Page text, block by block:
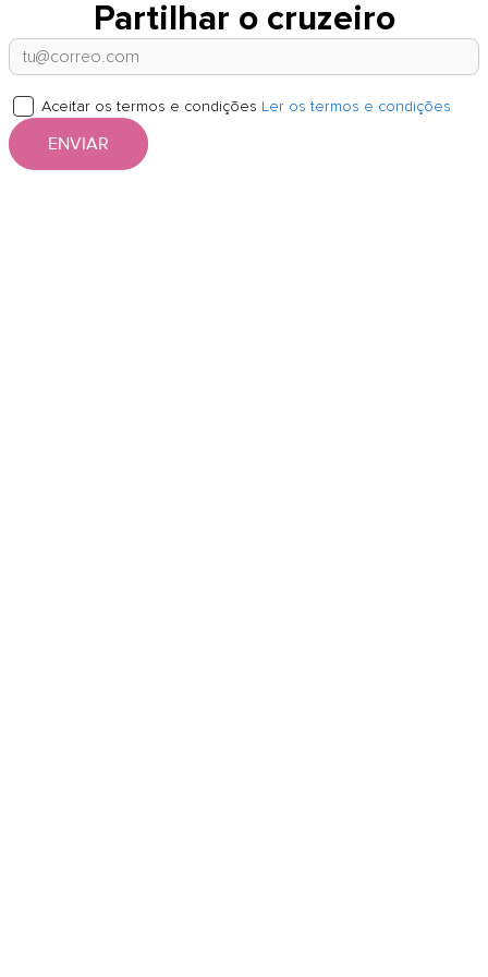
Partilhar o cruzeiro
Aceitar os termos e condições Ler os termos e condições
ENVIAR